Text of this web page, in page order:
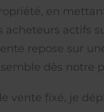
en
acheteurs actifs
repose sur
dès notre
vente fixé, je